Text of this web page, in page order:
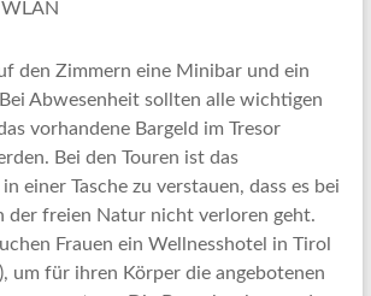
den Zimmern eine Minibar und ein
Abwesenheit sollten alle wichtigen
vorhandene Bargeld im Tresor
Bei den Touren ist das
einer Tasche zu verstauen, dass es bei
der freien Natur nicht verloren geht.
Frauen ein Wellnesshotel in Tirol
um für ihren Körper die angebotenen